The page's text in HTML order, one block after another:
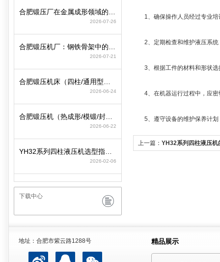
1、确保操作人员经过专业培
2、定期检查和维护液压系统
3、根据工件的材料和形状选
4、在机器运行过程中，应密
5、遵守设备的维护保养计划
上一篇：YH32系列四柱液压
2026-07-26
2026-07-21
2026-06-24
2026-06-22
2026-02-06
下载中心
地址：合肥市紫云路1288号 精品展示